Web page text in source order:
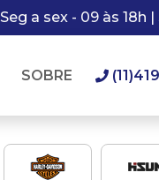
Seg a sex - 09 às 18h |
SOBRE